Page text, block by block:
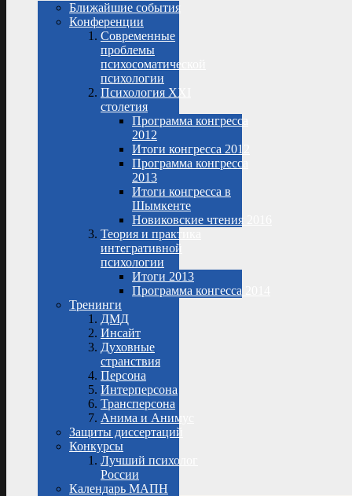
Ближайшие события
Конференции
Современные
проблемы
психосоматической
психологии
Психология XXI
столетия
Программа конгресса
2012
Итоги конгресса 2012
Программа конгресса
2013
Итоги конгресса в
Шымкенте
Новиковские чтения 2016
Теория и практика
интегративной
психологии
Итоги 2013
Программа конгесса 2014
Тренинги
ДМД
Инсайт
Духовные
странствия
Персона
Интерперсона
Трансперсона
Анима и Анимус
Защиты диссертаций
Конкурсы
Лучший психолог
России
Календарь МАПН